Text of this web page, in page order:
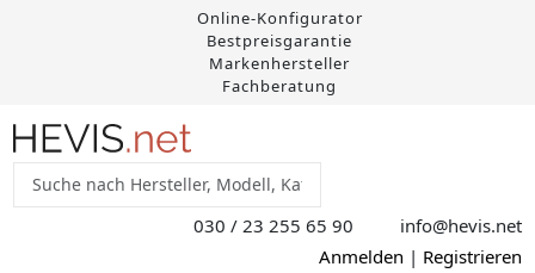
Online-Konfigurator
Bestpreisgarantie
Markenhersteller
Fachberatung
030 / 23 255 65 90 info@hevis.net
Anmelden | Registrieren